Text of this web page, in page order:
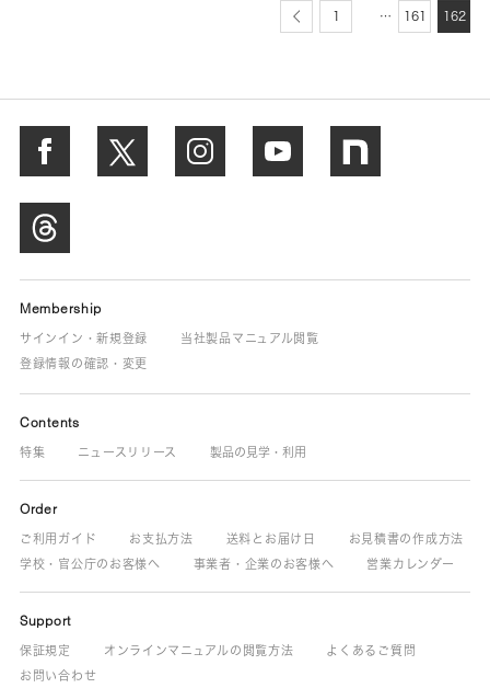
1 … 161 162
Membership
サインイン・新規登録
当社製品マニュアル閲覧
登録情報の確認・変更
Contents
特集 ニュースリリース 製品の見学・利用
Order
ご利用ガイド お支払方法 送料とお届け日
お見積書の作成方法
学校・官公庁のお客様へ
事業者・企業のお客様へ 営業カレンダー
Support
保証規定 オンラインマニュアルの閲覧方法
よくあるご質問
お問い合わせ